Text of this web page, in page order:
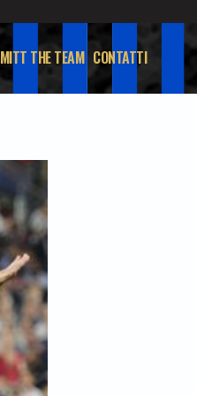
MITT THE TEAM CONTATTI